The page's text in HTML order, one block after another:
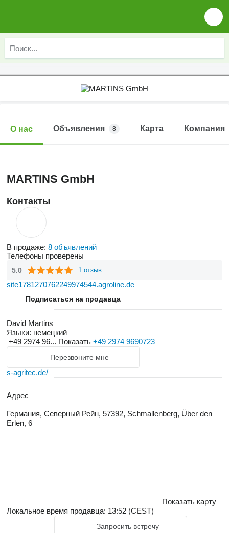
О нас Объявления 8 Карта Компания
MARTINS GmbH
Контакты
В продаже: 8 объявлений
Телефоны проверены
5.0 1 отзыв
site1781270762249974544.agroline.de
Подписаться на продавца
David Martins
Языки: немецкий
+49 2974 96... Показать +49 2974 9690723
Перезвоните мне
s-agritec.de/
Адрес
Германия, Северный Рейн, 57392, Schmallenberg, Über den
Erlen, 6
Показать карту
Локальное время продавца: 13:52 (CEST)
Запросить встречу